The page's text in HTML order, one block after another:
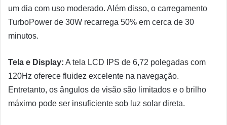
um dia com uso moderado. Além disso, o carregamento
TurboPower de 30W recarrega 50% em cerca de 30
minutos.
Tela e Display: A tela LCD IPS de 6,72 polegadas com
120Hz oferece fluidez excelente na navegação.
Entretanto, os ângulos de visão são limitados e o brilho
máximo pode ser insuficiente sob luz solar direta.